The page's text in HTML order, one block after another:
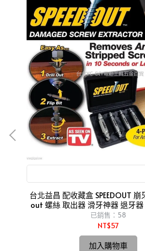
台北益昌 配收藏盒 SPEEDOUT
out 螺絲 取出器 滑牙神器 退牙
已銷售：58
NT$57
加入購物車